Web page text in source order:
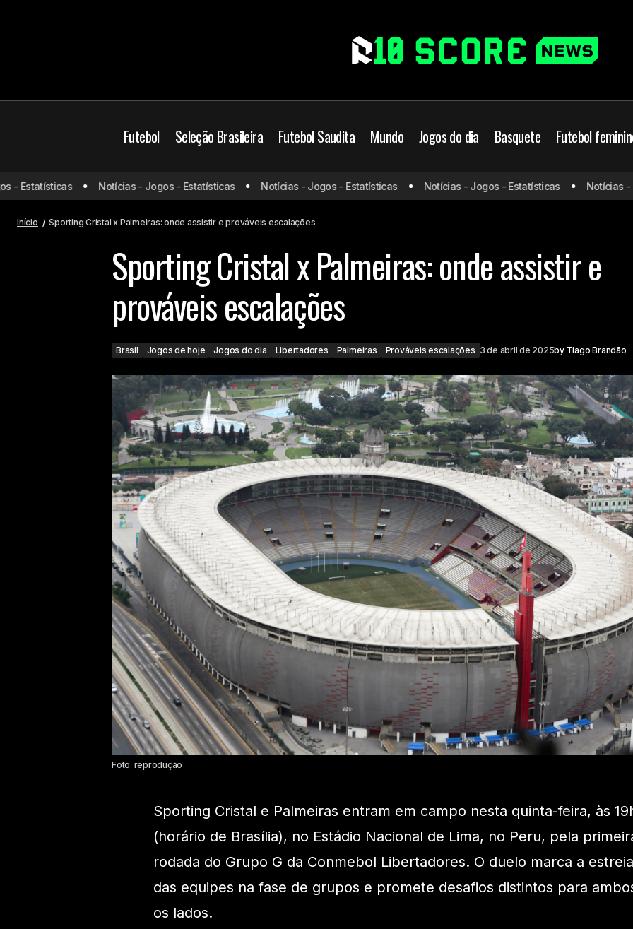
Futebol Seleção Brasileira Futebol Saudita Mundo Jogos do dia Basquete Futebol
Deportivo Táchira x Flamengo: onde
assistir e prováveis escalações
Brasil Jogos de hoje Jogos do dia
Libertadores
Palmeiras
Prováveis escalações
Sporting Cristal x
prováveis escalações
Notícias - Jogos - Estatísticas Notícias - Jogos - Estatísticas Notícias - Jogos - Estatísticas Notícias -
Início Sporting Cristal x Palmeiras: onde assistir e prováveis escalações
Sporting Cristal x Palmeiras: onde assistir e
prováveis escalações
Brasil Jogos de hoje Jogos do dia Libertadores Palmeiras Prováveis escalações 3 de abril de 2025by Tiago Brandão
Foto: reprodução
Sporting Cristal e Palmeiras entram em campo nesta quinta-feira, às
(horário de Brasília), no Estádio Nacional de Lima, no Peru, pela
rodada do Grupo G da Conmebol Libertadores. O duelo marca a estreia
das equipes na fase de grupos e promete desafios distintos para
os lados.